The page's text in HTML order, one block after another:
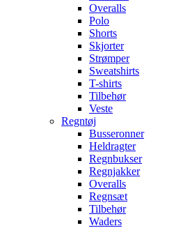
Overalls
Polo
Shorts
Skjorter
Strømper
Sweatshirts
T-shirts
Tilbehør
Veste
Regntøj
Busseronner
Heldragter
Regnbukser
Regnjakker
Overalls
Regnsæt
Tilbehør
Waders